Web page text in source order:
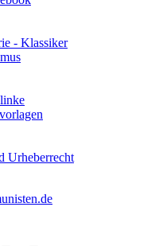
- Klassiker
Urheberrecht